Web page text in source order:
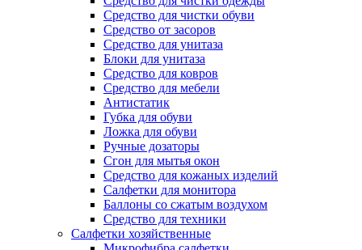
Средство для чистки обуви
Средство от засоров
Средство для унитаза
Блоки для унитаза
Средство для ковров
Средство для мебели
Антистатик
Губка для обуви
Ложка для обуви
Ручные дозаторы
Сгон для мытья окон
Средство для кожаных изделий
Салфетки для монитора
Баллоны со сжатым воздухом
Средство для техники
Салфетки хозяйственные